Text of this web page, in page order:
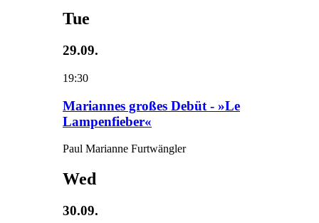
Tue
29.09.
19:30
Mariannes großes Debüt - »Le
Lampenfieber«
Paul Marianne Furtwängler
Wed
30.09.